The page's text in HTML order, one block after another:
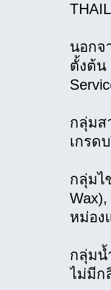
นอกจ
ตั้งต้น
กลุ่มส
เกรด
กลุ่มไ
หม่อง
กลุ่มน้
ไม่มีก